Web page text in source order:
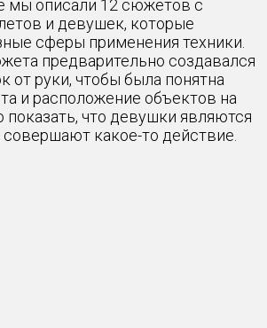
мы описали 12 сюжетов с
и девушек, которые
сферы применения техники.
предварительно создавался
от руки, чтобы была понятна
и расположение объектов на
что девушки являются
какое-то действие.